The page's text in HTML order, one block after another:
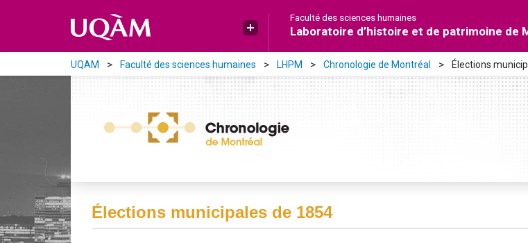
Faculté des sciences humaines
Laboratoire d’histoire et de patrimoine de
UQAM Faculté des sciences humaines LHPM Chronologie de Montréal Élections
Élections municipales de 1854